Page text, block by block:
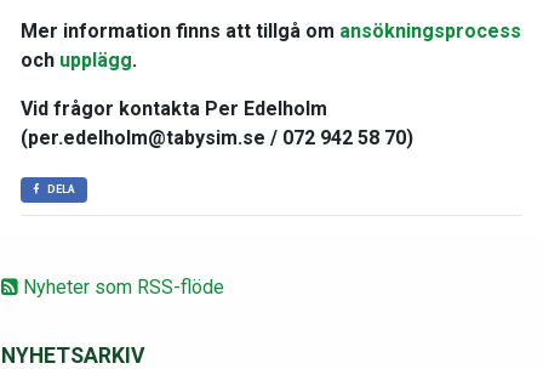
Nyheter som RSS-flöde
NYHETSARKIV
Mer information finns att tillgå om ansökningsprocess
och upplägg.
Vid frågor kontakta Per Edelholm
(per.edelholm@tabysim.se / 072 942 58 70)
DELA